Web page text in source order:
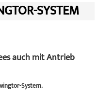
SYSTEM
auch mit Antrieb
System.